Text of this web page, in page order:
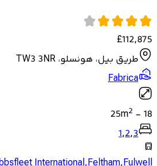
£112,875
طريق بيل، هونسلو، TW3 3NR
Fabrica
18
-
25m2
1,2,3